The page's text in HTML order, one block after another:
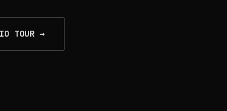
TOUR →